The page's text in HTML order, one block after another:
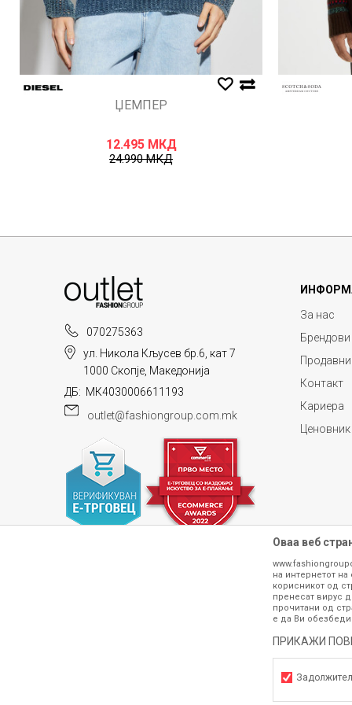
ЏЕМПЕР
12.495 МКД
24.990МКД
070275363
ул. Никола Кљусев бр.6, кат 7
1000 Скопје, Македонија
ДБ: МК4030006611193
outlet@fashiongroup.com.mk
За нас
Брендови
Контакт
Кариера
Ценовник
Сите информации околу производите
гарантираме дека се без ниту една
производот. Доколку дојде до
контактирајте не на
Оваа веб
на интернетот на
корисникот од
пренесат вирус
прочитани од
е да Ви
ПРИКАЖИ